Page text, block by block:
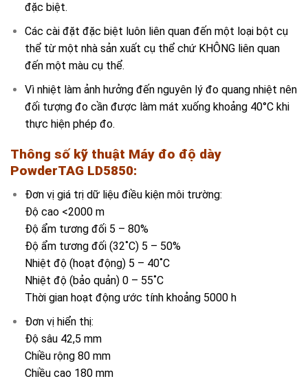
đặc biệt.
Các cài đặt đặc biệt luôn liên quan đến một loại bột cụ
thể từ một nhà sản xuất cụ thể chứ KHÔNG liên quan
đến một màu cụ thể.
Vì nhiệt làm ảnh hưởng đến nguyên lý đo quang nhiệt nên
đối tượng đo cần được làm mát xuống khoảng 40°C khi
thực hiện phép đo.
Thông số kỹ thuật Máy đo độ dày
PowderTAG LD5850:
Đơn vị giá trị dữ liệu điều kiện môi trường:
Độ cao <2000 m
Độ ẩm tương đối 5 – 80%
Độ ẩm tương đối (32˚C) 5 – 50%
Nhiệt độ (hoạt động) 5 – 40˚C
Nhiệt độ (bảo quản) 0 – 55˚C
Thời gian hoạt động ước tính khoảng 5000 h
Đơn vị hiển thị:
Độ sâu 42,5 mm
Chiều rộng 80 mm
Chiều cao 180 mm